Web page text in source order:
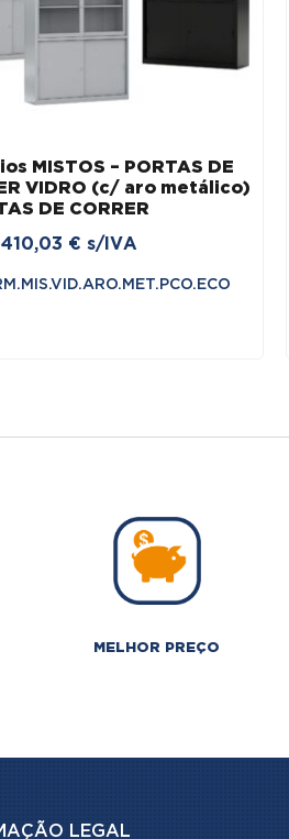
MISTOS – PORTAS DE
VIDRO (c/ aro metálico)
DE CORRER
410,03 € s/IVA
MELHOR PREÇO
LEGAL